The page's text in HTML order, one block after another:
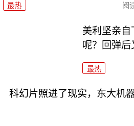
最热 阅
美利坚亲自
呢？回弹后
最热
科幻片照进了现实，东大机